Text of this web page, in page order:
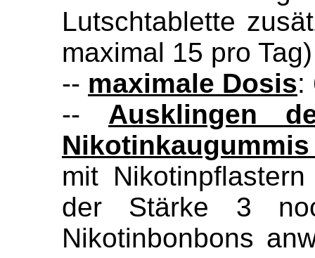
Lutschtablette
maximal 15 pro Tag)
-- maximale Dosis:
-- Ausklingen
mit
der Stärke 3
Nikotinbonbons